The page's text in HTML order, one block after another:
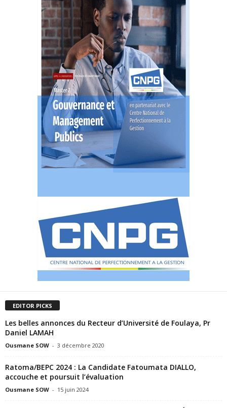
EDITOR PICKS
Les belles annonces du Recteur d’Université de Foulaya, Pr
Daniel LAMAH
Ousmane SOW - 3 décembre 2020
Ratoma/BEPC 2024 : La Candidate Fatoumata DIALLO,
accouche et poursuit l’évaluation
Ousmane SOW - 15 juin 2024